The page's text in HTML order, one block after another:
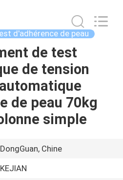
d'adhérence de peau
de test
de tension
de peau 70kg
simple
DongGuan, Chine
KEJIAN